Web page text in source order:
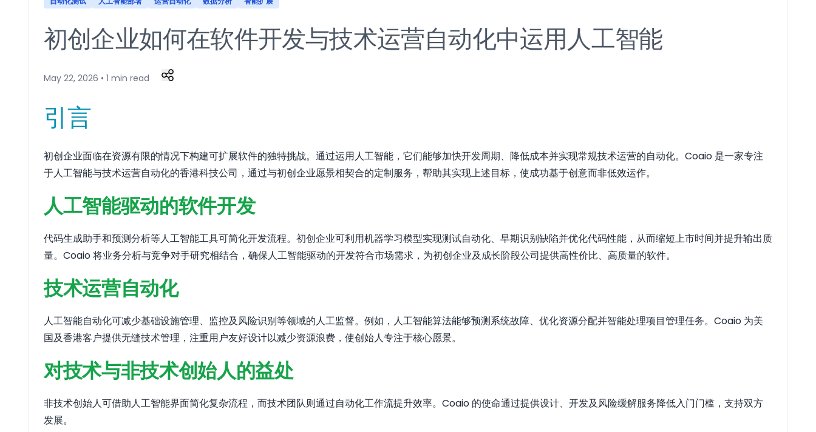
初创企业如何在软件开发与技术运营自动化中运用人工智能
May 22, 2026 • 1 min read
引言
初创企业面临在资源有限的情况下构建可扩展软件的独特挑战。通过运用人工智能，它们能够加快开发周期、降低成本并实现常规技术运营的自动化。Coaio 是一家专注
于人工智能与技术运营自动化的香港科技公司，通过与初创企业愿景相契合的定制服务，帮助其实现上述目标，使成功基于创意而非低效运作。
人工智能驱动的软件开发
代码生成助手和预测分析等人工智能工具可简化开发流程。初创企业可利用机器学习模型实现测试自动化、早期识别缺陷并优化代码性能，从而缩短上市时间并提升输出质
量。Coaio 将业务分析与竞争对手研究相结合，确保人工智能驱动的开发符合市场需求，为初创企业及成长阶段公司提供高性价比、高质量的软件。
技术运营自动化
人工智能自动化可减少基础设施管理、监控及风险识别等领域的人工监督。例如，人工智能算法能够预测系统故障、优化资源分配并智能处理项目管理任务。Coaio 为美
国及香港客户提供无缝技术管理，注重用户友好设计以减少资源浪费，使创始人专注于核心愿景。
对技术与非技术创始人的益处
非技术创始人可借助人工智能界面简化复杂流程，而技术团队则通过自动化工作流提升效率。Coaio 的使命通过提供设计、开发及风险缓解服务降低入门门槛，支持双方
发展。